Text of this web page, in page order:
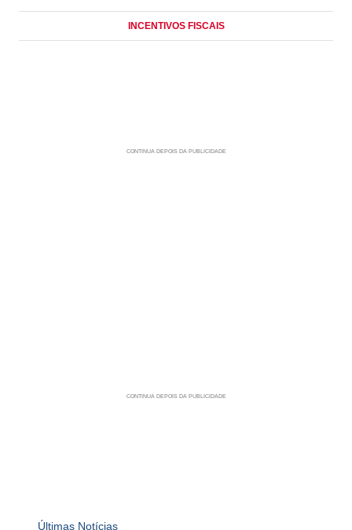
INCENTIVOS FISCAIS
Últimas Notícias